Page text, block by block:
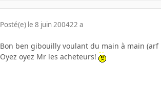
Posté(e) le 8 juin 200422 a
Bon ben gibouilly voulant du main à main (arf
Oyez oyez Mr les acheteurs!